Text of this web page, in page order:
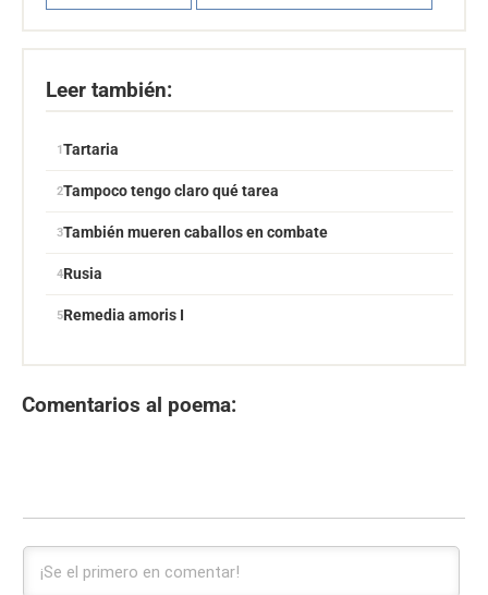
Leer también:
Tartaria
Tampoco tengo claro qué tarea
También mueren caballos en combate
Rusia
Remedia amoris I
Comentarios al poema: